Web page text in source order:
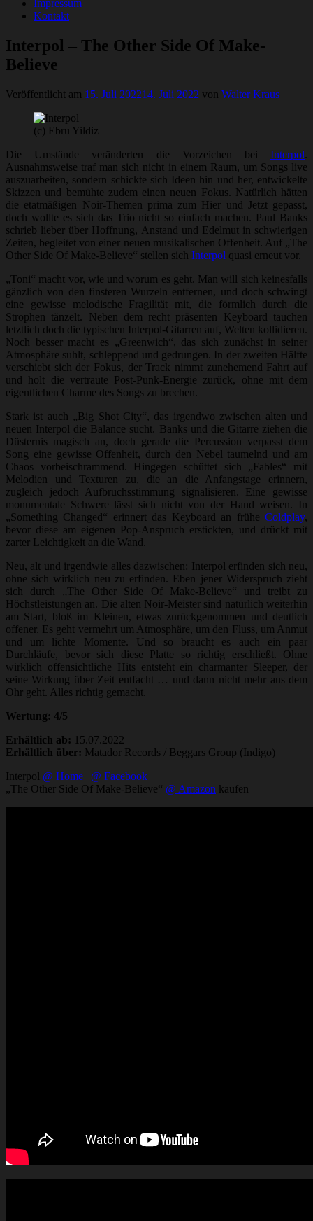
Impressum
Kontakt
Interpol – The Other Side Of Make-
Believe
Veröffentlicht am 15. Juli 202214. Juli 2022 von Walter Kraus
(c) Ebru Yildiz
Die Umstände veränderten die Vorzeichen bei Interpol.
Ausnahmsweise traf man sich nicht in einem Raum, um Songs live
auszuarbeiten, sondern schickte sich Ideen hin und her, entwickelte
Skizzen und bemühte zudem einen neuen Fokus. Natürlich hätten
die etatmäßigen Noir-Themen prima zum Hier und Jetzt gepasst,
doch wollte es sich das Trio nicht so einfach machen. Paul Banks
schrieb lieber über Hoffnung, Anstand und Edelmut in schwierigen
Zeiten, begleitet von einer neuen musikalischen Offenheit. Auf „The
Other Side Of Make-Believe“ stellen sich Interpol quasi erneut vor.
„Toni“ macht vor, wie und worum es geht. Man will sich keinesfalls
gänzlich von den finsteren Wurzeln entfernen, und doch schwingt
eine gewisse melodische Fragilität mit, die förmlich durch die
Strophen tänzelt. Neben dem recht präsenten Keyboard tauchen
letztlich doch die typischen Interpol-Gitarren auf, Welten kollidieren.
Noch besser macht es „Greenwich“, das sich zunächst in seiner
Atmosphäre suhlt, schleppend und gedrungen. In der zweiten Hälfte
verschiebt sich der Fokus, der Track nimmt zunehemend Fahrt auf
und holt die vertraute Post-Punk-Energie zurück, ohne mit dem
eigentlichen Charme des Songs zu brechen.
Stark ist auch „Big Shot City“, das irgendwo zwischen alten und
neuen Interpol die Balance sucht. Banks und die Gitarre ziehen die
Düsternis magisch an, doch gerade die Percussion verpasst dem
Song eine gewisse Offenheit, durch den Nebel taumelnd und am
Chaos vorbeischrammend. Hingegen schüttet sich „Fables“ mit
Melodien und Texturen zu, die an die Anfangstage erinnern,
zugleich jedoch Aufbruchsstimmung signalisieren. Eine gewisse
monumentale Schwere lässt sich nicht von der Hand weisen. In
„Something Changed“ erinnert das Keyboard an frühe Coldplay,
bevor diese am eigenen Pop-Anspruch erstickten, und drückt mit
zarter Leichtigkeit an die Wand.
Neu, alt und irgendwie alles dazwischen: Interpol erfinden sich neu,
ohne sich wirklich neu zu erfinden. Eben jener Widerspruch zieht
sich durch „The Other Side Of Make-Believe“ und treibt zu
Höchstleistungen an. Die alten Noir-Meister sind natürlich weiterhin
am Start, bloß im Kleinen, etwas zurückgenommen und deutlich
offener. Es geht vermehrt um Atmosphäre, um den Fluss, um Anmut
und um lichte Momente. Und so braucht es auch ein paar
Durchläufe, bevor sich diese Platte so richtig erschließt. Ohne
wirklich offensichtliche Hits entsteht ein charmanter Sleeper, der
seine Wirkung über Zeit entfacht … und dann nicht mehr aus dem
Ohr geht. Alles richtig gemacht.
Wertung: 4/5
Erhältlich ab: 15.07.2022
Erhältlich über: Matador Records / Beggars Group (Indigo)
Interpol @ Home | @ Facebook
„The Other Side Of Make-Believe“ @ Amazon kaufen